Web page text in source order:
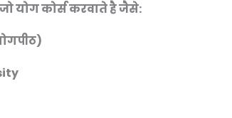
योग कोर्स करवाते है जैसे: